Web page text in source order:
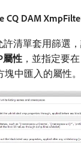
CQ DAM
許清單套用篩選
屬性 ，並指定要在​
中匯入的屬性。